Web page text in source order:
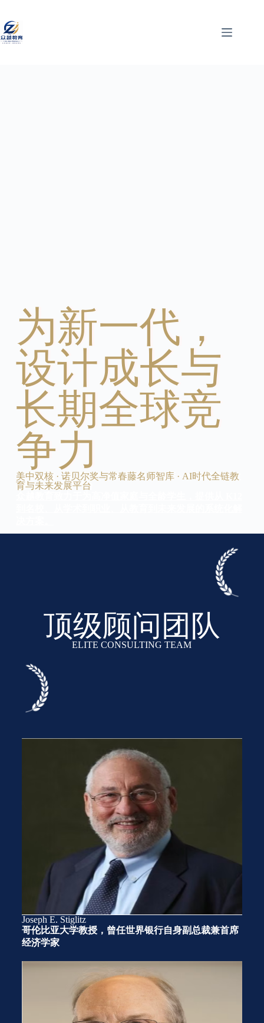
为新一代，
设计成长与
长期全球竞
争力
美中双核 · 诺贝尔奖与常春藤名师智库 · AI时代全链教
育与未来发展平台
顶级顾问团队
ELITE CONSULTING TEAM
Joseph E. Stiglitz
哥伦比亚大学教授，曾任世界银行自身副总裁兼首席
经济学家